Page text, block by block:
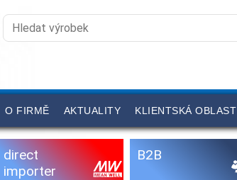
O FIRMĚ AKTUALITY KLIENTSKÁ OBLAST
direct
importer
B2B